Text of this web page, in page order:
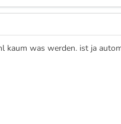
kaum was werden. ist ja